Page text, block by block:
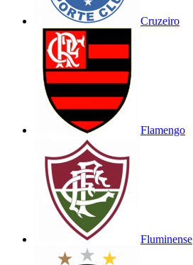
Cruzeiro
Flamengo
Fluminense